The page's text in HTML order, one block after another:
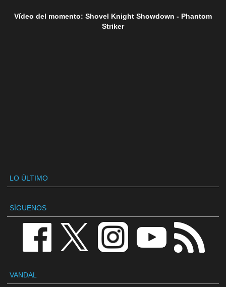
Vídeo del momento: Shovel Knight Showdown - Phantom
Striker
LO ÚLTIMO
SÍGUENOS
VANDAL